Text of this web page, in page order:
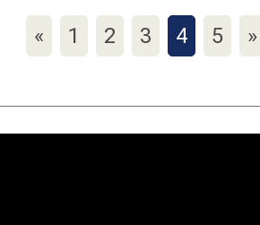
« 1 2 3 4 5 »